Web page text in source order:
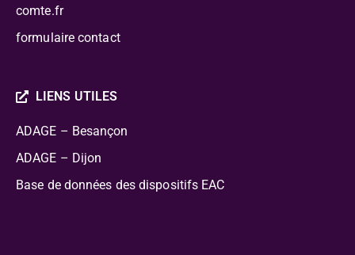
comte.fr
formulaire contact
LIENS UTILES
ADAGE – Besançon
ADAGE – Dijon
Base de données des dispositifs EAC